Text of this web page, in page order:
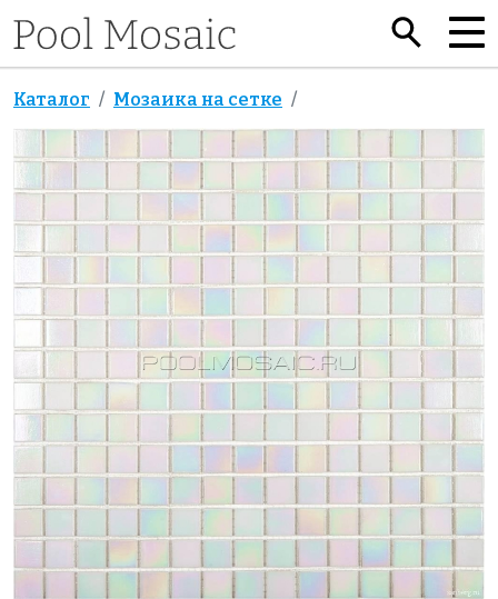
Каталог Мозаика на сетке